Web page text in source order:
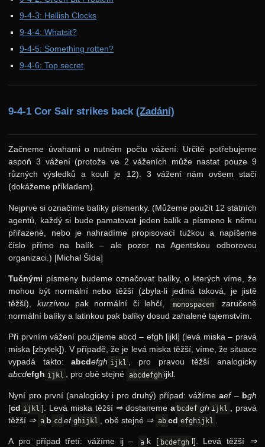
9-4-3: Hellish Clocks
9-4-4: Whatsit?
9-4-5: Something rotten?
9-4-6: Top secret
9-4-1 Cor Sair strikes back(Zadání)
Začneme úvahami o nutném počtu vážení: Určitě potřebujeme
aspoň 3 vážení (protože ve 2 váženích může nastat pouze 9
různých výsledků a koulí je 12). 3 vážení nám ovšem stačí
(dokážeme příkladem).
Nejprve si označíme balíky písmenky. (Můžeme použít 12 státních
agentů, každý si bude pamatovat jeden balík a písmeno k němu
přiřazené, nebo je nahradíme propisovací tužkou a napíšeme
číslo přímo na balík – ale pozor na Agentskou odborovou
organizaci.) [Michal Šída]
Tučnými písmeny budeme označovat balíky, o kterých víme, že
mohou být normální nebo těžší (zbyla-li jediná taková, je jistě
těžší), kurzívou pak normální či lehčí, monospacem
zaručeně
normální balíky a latinkou pak balíky dosud zahalené tajemstvím.
Při prvním vážení použijeme abcd – efgh [ijkl] (levá miska – pravá
miska [zbytek]). V případě, že je levá miska těžší, víme, že situace
vypadá takto:abcdefgh ijkl , pro pravou těžší analogicky
abcdefgh ijkl , pro obě stejné abcdefgh ijkl.
Nyní pro první (analogicky i pro druhý) případ: vážímeaef– bgh
[cd ijkl ]. Levá miska těžší ⇒dostaneme a bcdef gh ijkl
, pravá
těžší ⇒ a b cd ef ghijkl , obě stejné ⇒ ab cd efghijkl
A pro případ třetí: vážíme ij – a k [ bcdefgh l]. Levá těžší ⇒
37. ročník: 24/25
36. ročník: 23/24
32. ročník: 19/20
31. ročník: 18/19
30. ročník: 17/18
29. ročník: 16/17
27. ročník: 14/15
26. ročník: 13/14
25. ročník: 12/13
24. ročník: 11/12
23. ročník: 10/11
22. ročník: 09/10
21. ročník: 08/09
20. ročník: 07/08
19. ročník: 06/07
18. ročník: 05/06
17. ročník: 04/05
16. ročník: 03/04